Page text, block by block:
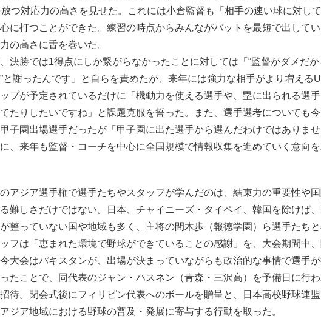
つ対応力の高さを見せた。これには小倉監督も「相手の速い球に対し
に打つことができた。練習の時点からみんながバットを最短で出して
の高さに舌を巻いた。
決勝では1得点にしか繋がらなかったことに対しては「“監督がダメだか
と謝ったんです」と自らを責めたが、来年には強力な相手がより増える
プが予定されているだけに「機動力を使える選手や、塁に出られる選
たりしたいですね」と課題克服を誓った。また、選手選考についても
子園出場選手だったが「甲子園に出た選手から選んだわけではありませ
、来年も監督・コーチを中心に全国規模で情報収集を進めていく意向
アジア選手権で選手たちやスタッフが学んだのは、結束力の重要性や
難しさだけではない。日本、チャイニーズ・タイペイ、韓国を除けば
整っていない国や地域も多く、主将の間木歩（報徳学園）ら選手たち
フは「恵まれた環境で野球ができていることの感謝」を、大会期間中
大会はパキスタンが、出場が決まっていながらも政治的な事情で選手
たことで、同代表のジャン・ハスネン（青森・三沢高）を予備日に行
待。閉会式後にフィリピン代表へのボールを贈呈と、日本高校野球連盟
ジア地域における野球の普及・発展に寄与する行動を取った。